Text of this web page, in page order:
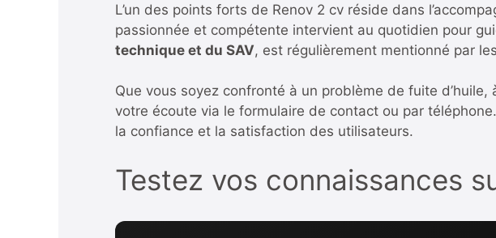
L’un des points forts de Renov 2 cv réside dans
passionnée et compétente intervient au quotidien pour
technique et du SAV, est régulièrement mentionné par
Que vous soyez confronté à un problème de fuite
votre écoute via le formulaire de contact ou par
la confiance et la satisfaction des utilisateurs.
Testez vos connaissances